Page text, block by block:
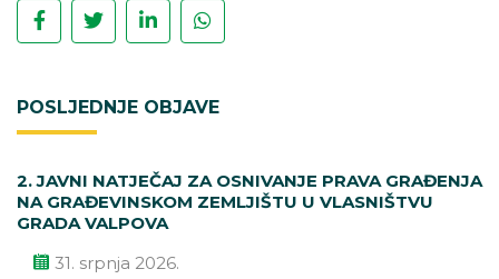
POSLJEDNJE OBJAVE
2. JAVNI NATJEČAJ ZA OSNIVANJE PRAVA GRAĐENJA
NA GRAĐEVINSKOM ZEMLJIŠTU U VLASNIŠTVU
GRADA VALPOVA
31. srpnja 2026.